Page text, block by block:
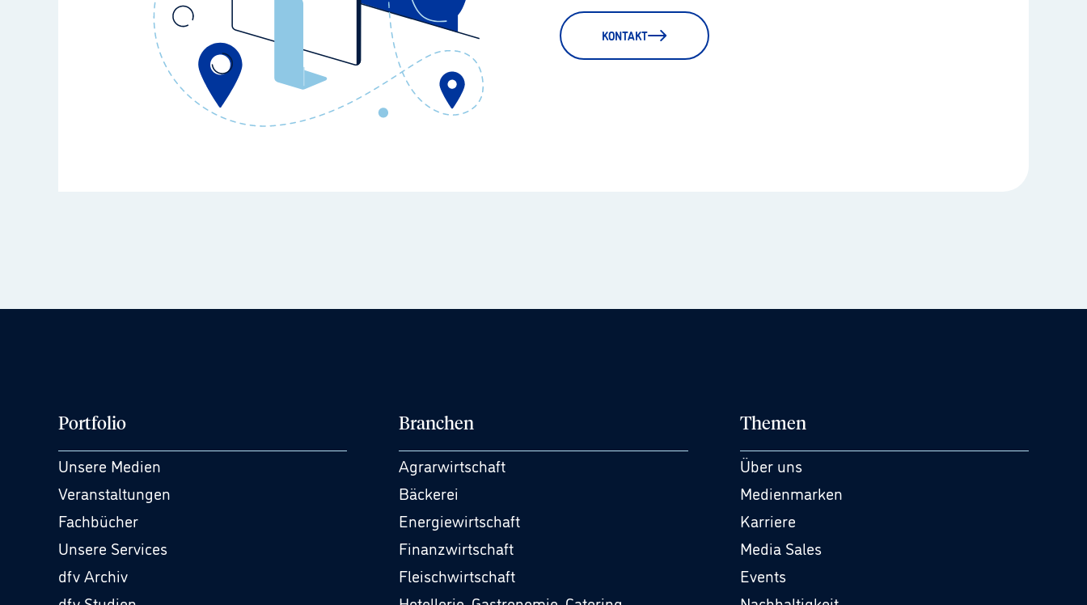
KONTAKT
Portfolio
Unsere Medien
Veranstaltungen
Fachbücher
Unsere Services
dfv Archiv
Branchen
Agrarwirtschaft
Bäckerei
Energiewirtschaft
Finanzwirtschaft
Fleischwirtschaft
Themen
Über uns
Medienmarken
Karriere
Media Sales
Events